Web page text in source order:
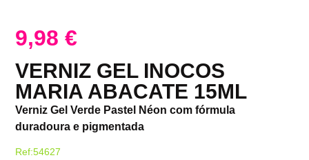
9,98€
VERNIZ GEL INOCOS
MARIA ABACATE 15ML
Verniz Gel Verde Pastel Néon com fórmula
duradoura e pigmentada
Ref:54627